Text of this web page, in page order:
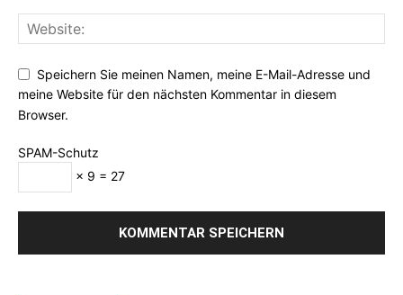
Speichern Sie meinen Namen, meine E-Mail-Adresse und
meine Website für den nächsten Kommentar in diesem
Browser.
SPAM-Schutz
× 9 = 27